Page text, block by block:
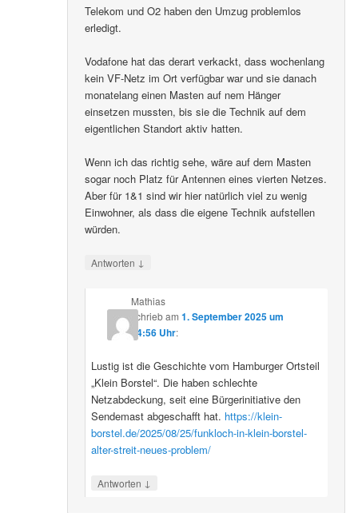
Telekom und O2 haben den Umzug problemlos
erledigt.
Vodafone hat das derart verkackt, dass wochenlang
kein VF-Netz im Ort verfügbar war und sie danach
monatelang einen Masten auf nem Hänger
einsetzen mussten, bis sie die Technik auf dem
eigentlichen Standort aktiv hatten.
Wenn ich das richtig sehe, wäre auf dem Masten
sogar noch Platz für Antennen eines vierten Netzes.
Aber für 1&1 sind wir hier natürlich viel zu wenig
Einwohner, als dass die eigene Technik aufstellen
würden.
Antworten ↓
Mathias
schriebam 1. September 2025 um
14:56 Uhr:
Lustig ist die Geschichte vom Hamburger Ortsteil
„Klein Borstel“. Die haben schlechte
Netzabdeckung, seit eine Bürgerinitiative den
Sendemast abgeschafft hat. https://klein-
borstel.de/2025/08/25/funkloch-in-klein-borstel-
alter-streit-neues-problem/
Antworten ↓